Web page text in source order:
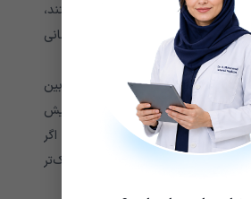
اگر ندول ها مشکل ساز هستند،
داروهای موجود در برنامه درمانی
برای برخی از افراد مبتلا به RA، ندول ها ممکن است از بین
است اندازه آنها افزایش یابد. پیش
ها در طول زمان غیرممکن است. اگر
کند، پزشک می‌تواند آن را کوچک‌تر